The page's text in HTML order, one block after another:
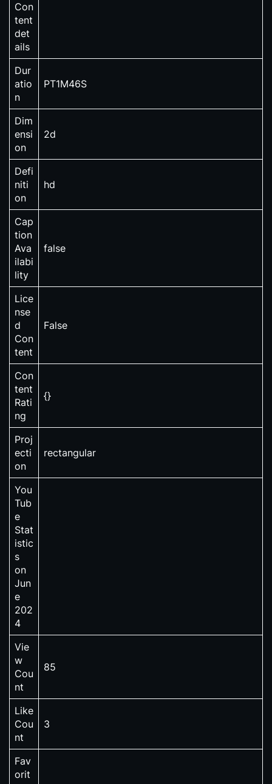
Con
tent
det
ails
Dur
atio
n
PT1M46S
Dim
ensi
on
2d
Defi
niti
on
hd
Cap
tion
Ava
ilabi
lity
false
Lice
nse
d
Con
tent
False
Con
tent
Rati
ng
{}
Proj
ecti
on
rectangular
You
Tub
e
Stat
istic
s
on
Jun
e
202
4
Vie
w
Cou
nt
85
Like
Cou
nt
3
Fav
orit